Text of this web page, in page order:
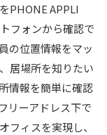
PHONE APPLI
フォンから確認で
の位置情報をマッ
居場所を知りたい
情報を簡単に確認
リーアドレス下で
フィスを実現し、